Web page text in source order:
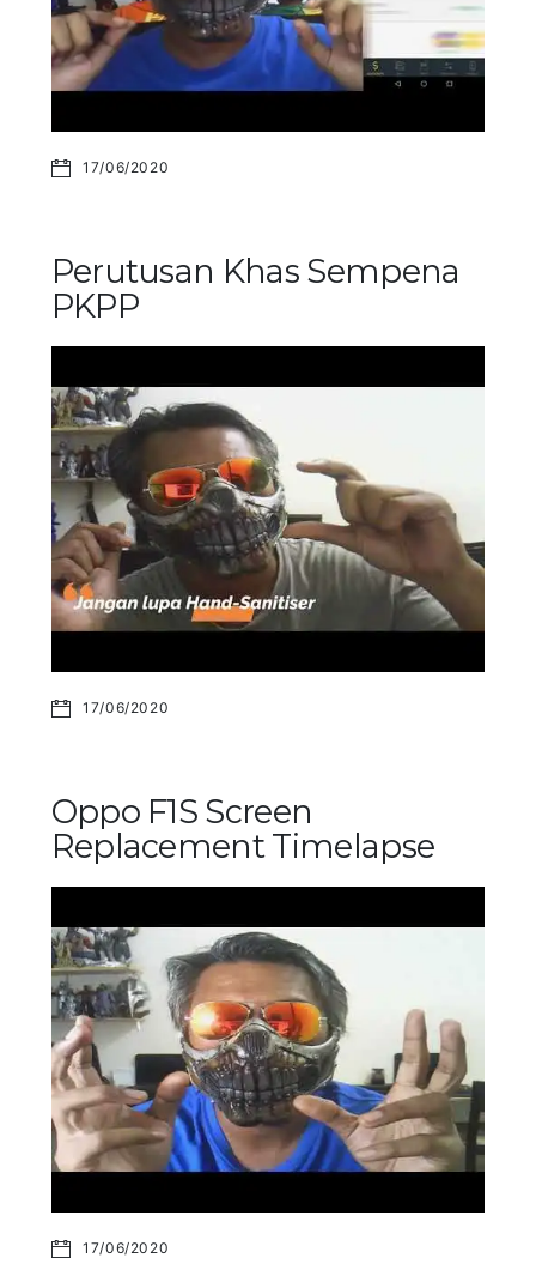
17/06/2020
Perutusan Khas Sempena
PKPP
17/06/2020
Oppo F1S Screen
Replacement Timelapse
17/06/2020